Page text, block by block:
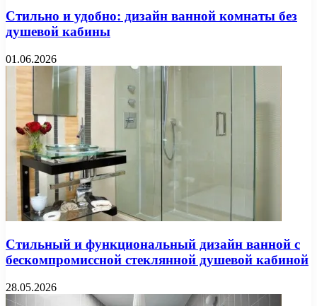
Стильно и удобно: дизайн ванной комнаты без
душевой кабины
01.06.2026
Стильный и функциональный дизайн ванной с
бескомпромиссной стеклянной душевой кабиной
28.05.2026